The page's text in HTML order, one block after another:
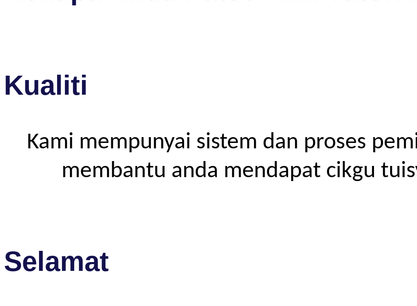
Kualiti
Kami mempunyai sistem dan proses
membantu anda mendapat cikgu
Selamat